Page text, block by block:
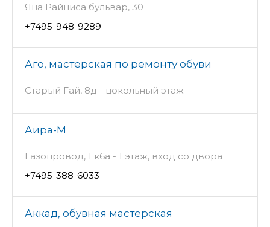
Яна Райниса бульвар, 30
+7495-948-9289
Аго, мастерская по ремонту обуви
Старый Гай, 8д - цокольный этаж
Аира-М
Газопровод, 1 к6а - 1 этаж, вход со двора
+7495-388-6033
Аккад, обувная мастерская